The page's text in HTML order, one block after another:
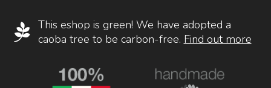
This eshop is green! We have adopted a
caoba tree to be carbon-free. Find out more